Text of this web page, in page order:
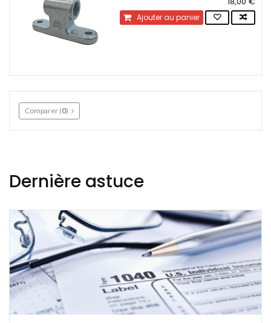
Ajouter au panier
Comparer (0)
Dernière astuce